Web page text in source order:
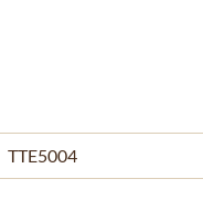
TTE5004